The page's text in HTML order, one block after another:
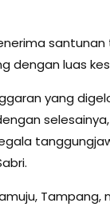
dengan luas
yang
Tampang,